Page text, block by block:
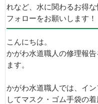
れなど、水に関わるお得
フォローをお願いします！
こんにちは。
かがわ水道職人の修理報
ます。
かがわ水道職人では、イ
してマスク・ゴム手袋の